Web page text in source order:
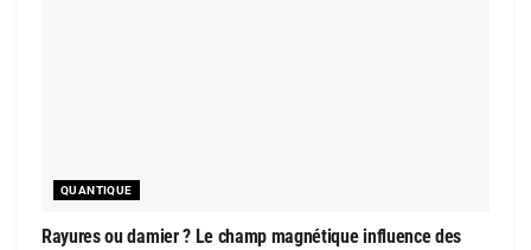
QUANTIQUE
Rayures ou damier ? Le champ magnétique influence des